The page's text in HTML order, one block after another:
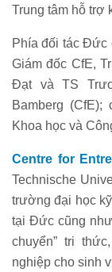
Trung tâm hỗ trợ
Phía đối tác Đức
Giám đốc CfE,
Đạt và TS
Bamberg
Khoa học và
Centre for
Technische
trường đại học
tại Đức cũng như
chuyển” tri
nghiệp cho sinh